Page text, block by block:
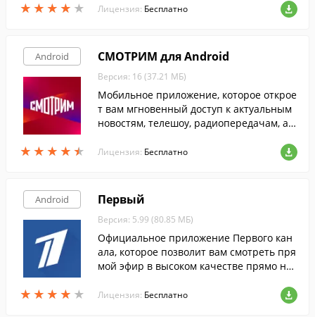
★ ★ ★ ★ ★
★ ★ ★ ★ ★
сийских, турецких и азербайджанских ка
Лицензия: Бесплатно
Android
★ ★ ★ ★ ★
★ ★ ★ ★ ★
СМОТРИМ для Android
Версия: 16 (37.21 МБ)
Мобильное приложение, которое открое
т вам мгновенный доступ к актуальным
новостям, телешоу, радиопередачам, а т
с экрана смартфона или планшета.
Лицензия: Бесплатно
Android
★ ★ ★ ★ ★
★ ★ ★ ★ ★
Первый
Версия: 5.99 (80.85 МБ)
Официальное приложение Первого кан
ала, которое позволит вам смотреть пря
мой эфир в высоком качестве прямо на
Лицензия: Бесплатно